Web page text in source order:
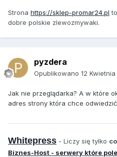
Strona https://sklep-promar24.pl
dobre polskie zlewozmywaki.
pyzdera
Opublikowano 12 Kwietnia
Jak nie przeglądarka? A w które
adres strony która chce
Whitepress - Liczy się tylko
Biznes-Host - serwery które